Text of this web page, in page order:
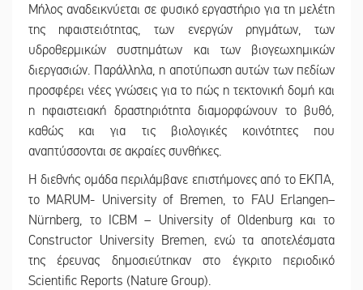
Μήλος αναδεικνύεται σε φυσικό εργαστήριο για τη μελέτη
της ηφαιστειότητας, των ενεργών ρηγμάτων, των
υδροθερμικών συστημάτων και των βιογεωχημικών
διεργασιών. Παράλληλα, η αποτύπωση αυτών των πεδίων
προσφέρει νέες γνώσεις για το πώς η τεκτονική δομή και
η ηφαιστειακή δραστηριότητα διαμορφώνουν το βυθό,
καθώς και για τις βιολογικές κοινότητες που
αναπτύσσονται σε ακραίες συνθήκες.
Η διεθνής ομάδα περιλάμβανε επιστήμονες από το ΕΚΠΑ,
το MARUM- University of Bremen, το FAU Erlangen–
Nürnberg, το ICBM – University of Oldenburg και το
Constructor University Bremen, ενώ τα αποτελέσματα
της έρευνας δημοσιεύτηκαν στο έγκριτο περιοδικό
Scientific Reports (Nature Group).